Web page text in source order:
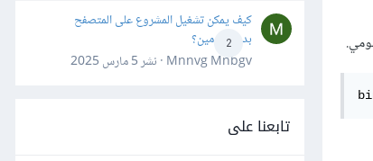
2
كيف يمكن تشغيل المشروع على المتصفح
بدون دومين؟
Mnnvg Mnbgv · نشر
5 مارس 2025
تابعنا على